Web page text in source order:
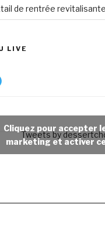
de rentrée
LIVE
Tweets by
Cliquez pour accepter
marketing et activer